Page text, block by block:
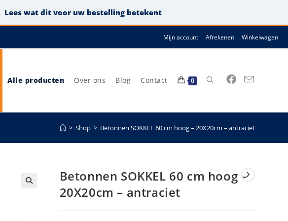
Lees wat dit voor uw bestelling betekent
Mijn account Afrekenen Winkelwagen
Alle producten Over ons Blog Contact 0 Toggle
site
> Shop > Betonnen SOKKEL 60 cm hoog – 20X20cm – antraciet
Betonnen SOKKEL 60 cm hoog –
20X20cm – antraciet